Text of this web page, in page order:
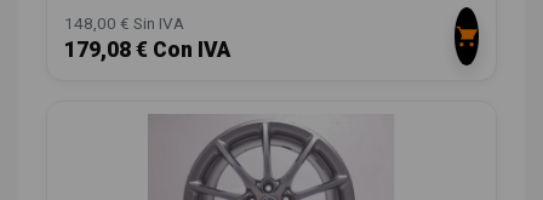
148,00 € Sin IVA
179,08 € Con IVA